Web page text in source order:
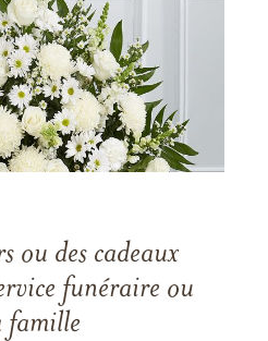
ou des cadeaux
funéraire ou
famille